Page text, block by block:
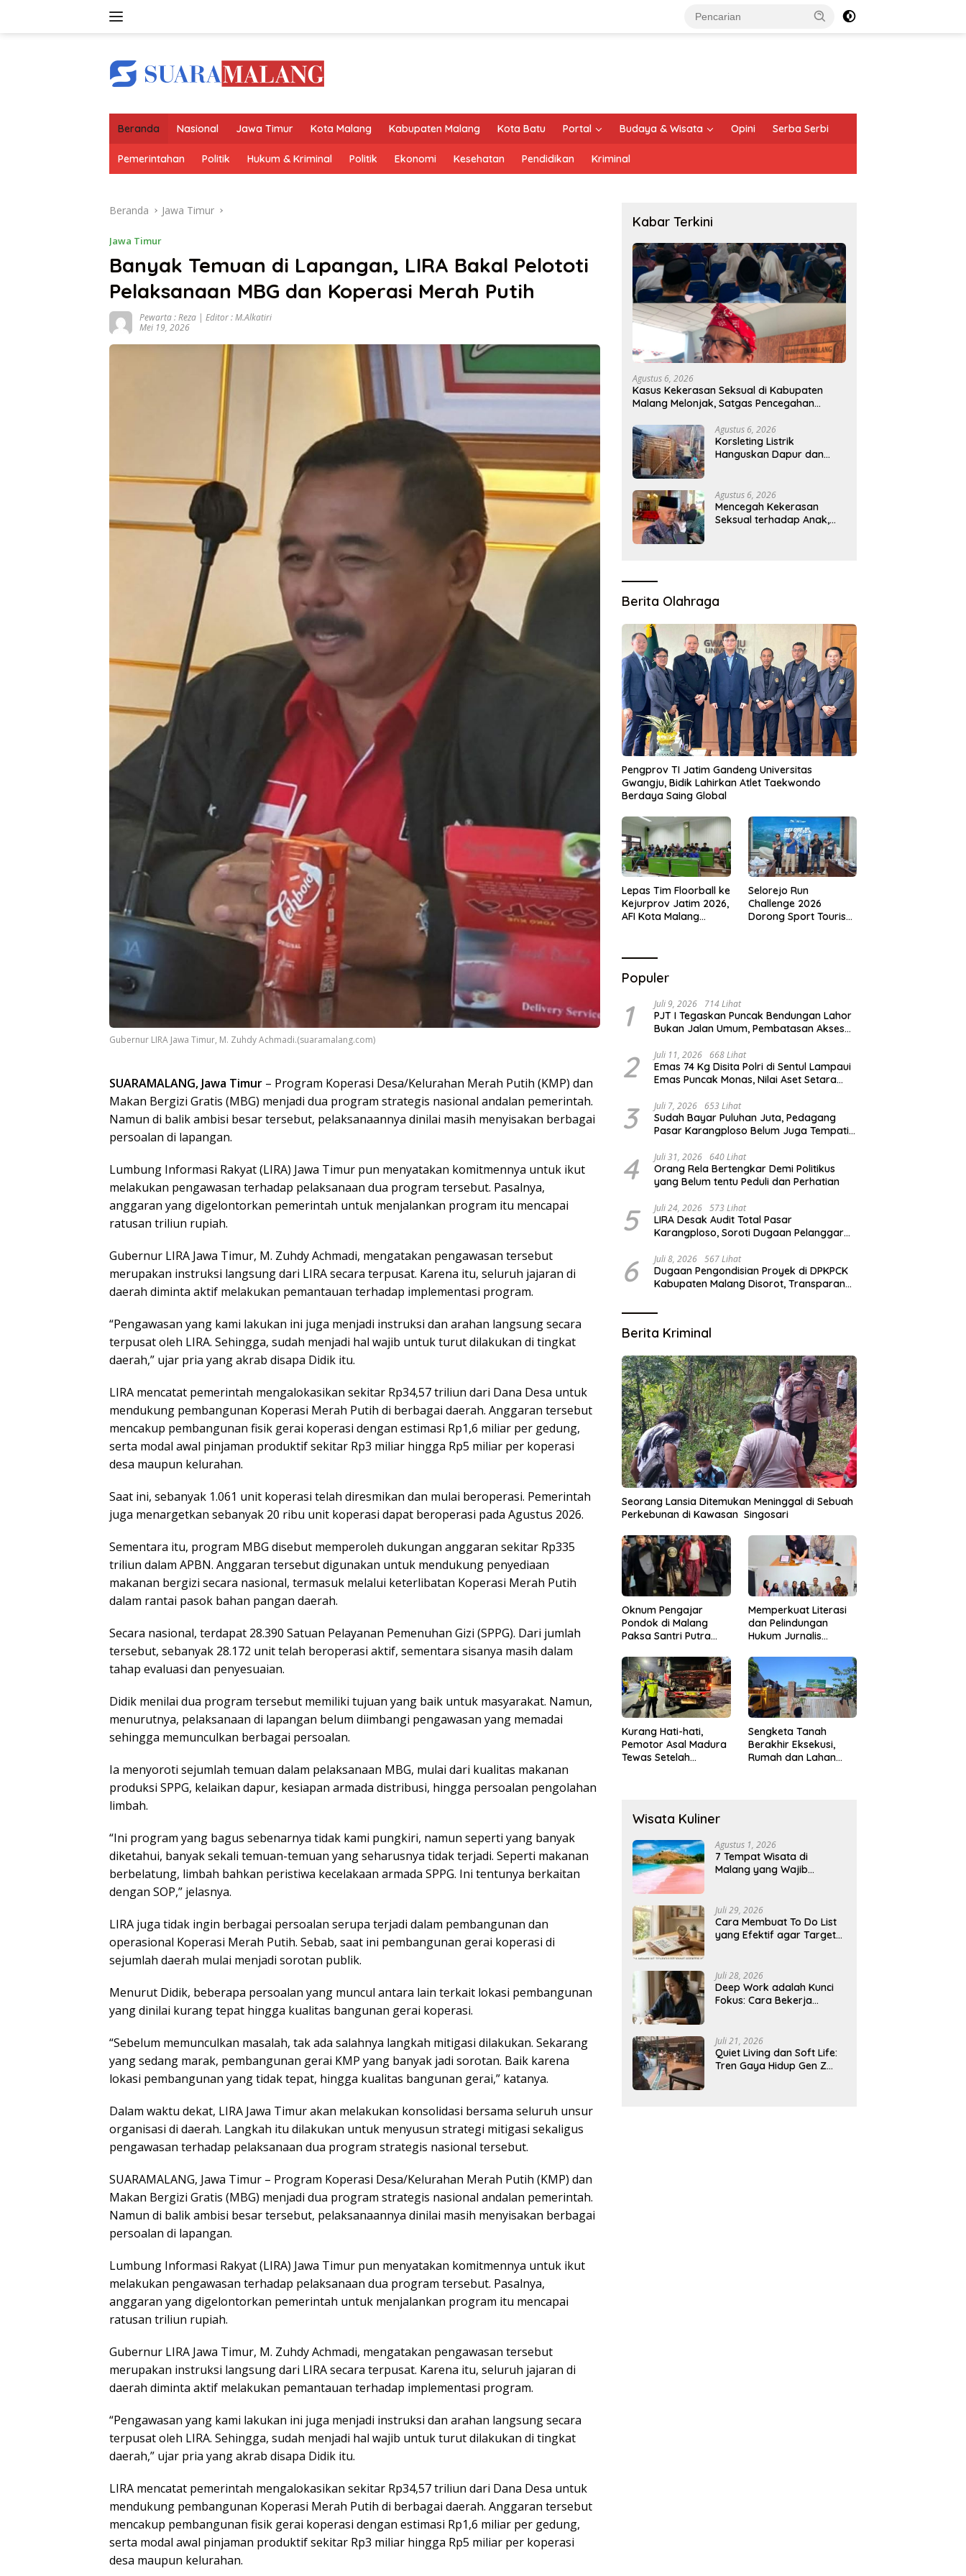
Beranda Nasional Jawa Timur Kota Malang Kabupaten Malang Kota Batu Portal Budaya & Wisata Opini Serba Serbi
Pemerintahan Politik Hukum & Kriminal Politik Ekonomi Kesehatan Pendidikan Kriminal
Beranda Jawa Timur
Jawa Timur
Banyak Temuan di Lapangan, LIRA Bakal Pelototi
Pelaksanaan MBG dan Koperasi Merah Putih
Pewarta : Reza | Editor : M.Alkatiri
Mei 19, 2026
Gubernur LIRA Jawa Timur, M. Zuhdy Achmadi.(suaramalang.com)
SUARAMALANG, Jawa Timur – Program Koperasi Desa/Kelurahan Merah Putih (KMP) dan
Makan Bergizi Gratis (MBG) menjadi dua program strategis nasional andalan pemerintah.
Namun di balik ambisi besar tersebut, pelaksanaannya dinilai masih menyisakan berbagai
persoalan di lapangan.
Lumbung Informasi Rakyat (LIRA) Jawa Timur pun menyatakan komitmennya untuk ikut
melakukan pengawasan terhadap pelaksanaan dua program tersebut. Pasalnya,
anggaran yang digelontorkan pemerintah untuk menjalankan program itu mencapai
ratusan triliun rupiah.
Gubernur LIRA Jawa Timur, M. Zuhdy Achmadi, mengatakan pengawasan tersebut
merupakan instruksi langsung dari LIRA secara terpusat. Karena itu, seluruh jajaran di
daerah diminta aktif melakukan pemantauan terhadap implementasi program.
“Pengawasan yang kami lakukan ini juga menjadi instruksi dan arahan langsung secara
terpusat oleh LIRA. Sehingga, sudah menjadi hal wajib untuk turut dilakukan di tingkat
daerah,” ujar pria yang akrab disapa Didik itu.
LIRA mencatat pemerintah mengalokasikan sekitar Rp34,57 triliun dari Dana Desa untuk
mendukung pembangunan Koperasi Merah Putih di berbagai daerah. Anggaran tersebut
mencakup pembangunan fisik gerai koperasi dengan estimasi Rp1,6 miliar per gedung,
serta modal awal pinjaman produktif sekitar Rp3 miliar hingga Rp5 miliar per koperasi
desa maupun kelurahan.
Saat ini, sebanyak 1.061 unit koperasi telah diresmikan dan mulai beroperasi. Pemerintah
juga menargetkan sebanyak 20 ribu unit koperasi dapat beroperasi pada Agustus 2026.
Sementara itu, program MBG disebut memperoleh dukungan anggaran sekitar Rp335
triliun dalam APBN. Anggaran tersebut digunakan untuk mendukung penyediaan
makanan bergizi secara nasional, termasuk melalui keterlibatan Koperasi Merah Putih
dalam rantai pasok bahan pangan daerah.
Secara nasional, terdapat 28.390 Satuan Pelayanan Pemenuhan Gizi (SPPG). Dari jumlah
tersebut, sebanyak 28.172 unit telah beroperasi aktif, sementara sisanya masih dalam
tahap evaluasi dan penyesuaian.
Didik menilai dua program tersebut memiliki tujuan yang baik untuk masyarakat. Namun,
menurutnya, pelaksanaan di lapangan belum diimbangi pengawasan yang memadai
sehingga memunculkan berbagai persoalan.
Ia menyoroti sejumlah temuan dalam pelaksanaan MBG, mulai dari kualitas makanan
produksi SPPG, kelaikan dapur, kesiapan armada distribusi, hingga persoalan pengolahan
limbah.
“Ini program yang bagus sebenarnya tidak kami pungkiri, namun seperti yang banyak
diketahui, banyak sekali temuan-temuan yang seharusnya tidak terjadi. Seperti makanan
berbelatung, limbah bahkan peristiwa kecelakaan armada SPPG. Ini tentunya berkaitan
dengan SOP,” jelasnya.
LIRA juga tidak ingin berbagai persoalan serupa terjadi dalam pembangunan dan
operasional Koperasi Merah Putih. Sebab, saat ini pembangunan gerai koperasi di
sejumlah daerah mulai menjadi sorotan publik.
Menurut Didik, beberapa persoalan yang muncul antara lain terkait lokasi pembangunan
yang dinilai kurang tepat hingga kualitas bangunan gerai koperasi.
“Sebelum memunculkan masalah, tak ada salahnya langkah mitigasi dilakukan. Sekarang
yang sedang marak, pembangunan gerai KMP yang banyak jadi sorotan. Baik karena
lokasi pembangunan yang tidak tepat, hingga kualitas bangunan gerai,” katanya.
Dalam waktu dekat, LIRA Jawa Timur akan melakukan konsolidasi bersama seluruh unsur
organisasi di daerah. Langkah itu dilakukan untuk menyusun strategi mitigasi sekaligus
pengawasan terhadap pelaksanaan dua program strategis nasional tersebut.
SUARAMALANG, Jawa Timur – Program Koperasi Desa/Kelurahan Merah Putih (KMP) dan
Makan Bergizi Gratis (MBG) menjadi dua program strategis nasional andalan pemerintah.
Namun di balik ambisi besar tersebut, pelaksanaannya dinilai masih menyisakan berbagai
persoalan di lapangan.
Lumbung Informasi Rakyat (LIRA) Jawa Timur pun menyatakan komitmennya untuk ikut
melakukan pengawasan terhadap pelaksanaan dua program tersebut. Pasalnya,
anggaran yang digelontorkan pemerintah untuk menjalankan program itu mencapai
ratusan triliun rupiah.
Gubernur LIRA Jawa Timur, M. Zuhdy Achmadi, mengatakan pengawasan tersebut
merupakan instruksi langsung dari LIRA secara terpusat. Karena itu, seluruh jajaran di
daerah diminta aktif melakukan pemantauan terhadap implementasi program.
“Pengawasan yang kami lakukan ini juga menjadi instruksi dan arahan langsung secara
terpusat oleh LIRA. Sehingga, sudah menjadi hal wajib untuk turut dilakukan di tingkat
daerah,” ujar pria yang akrab disapa Didik itu.
LIRA mencatat pemerintah mengalokasikan sekitar Rp34,57 triliun dari Dana Desa untuk
mendukung pembangunan Koperasi Merah Putih di berbagai daerah. Anggaran tersebut
mencakup pembangunan fisik gerai koperasi dengan estimasi Rp1,6 miliar per gedung,
serta modal awal pinjaman produktif sekitar Rp3 miliar hingga Rp5 miliar per koperasi
desa maupun kelurahan.
Kabar Terkini
Agustus 6, 2026
Kasus Kekerasan Seksual di Kabupaten
Malang Melonjak, Satgas Pencegahan
Agustus 6, 2026
Korsleting Listrik
Hanguskan Dapur dan
Agustus 6, 2026
Mencegah Kekerasan
Seksual terhadap Anak,
Berita Olahraga
Pengprov TI Jatim Gandeng Universitas
Gwangju, Bidik Lahirkan Atlet Taekwondo
Berdaya Saing Global
Lepas Tim Floorball ke
Kejurprov Jatim 2026,
AFI Kota Malang
Selorejo Run
Challenge 2026
Dorong Sport Tourism
Populer
1 Juli 9, 2026 714 Lihat
PJT I Tegaskan Puncak Bendungan Lahor
Bukan Jalan Umum, Pembatasan Akses
2 Juli 11, 2026 668 Lihat
Emas 74 Kg Disita Polri di Sentul Lampaui
Emas Puncak Monas, Nilai Aset Setara
3 Juli 7, 2026 653 Lihat
Sudah Bayar Puluhan Juta, Pedagang
Pasar Karangploso Belum Juga Tempati
4 Juli 31, 2026 640 Lihat
Orang Rela Bertengkar Demi Politikus
yang Belum tentu Peduli dan Perhatian
5 Juli 24, 2026 573 Lihat
LIRA Desak Audit Total Pasar
Karangploso, Soroti Dugaan Pelanggaran
6 Juli 8, 2026 567 Lihat
Dugaan Pengondisian Proyek di DPKPCK
Kabupaten Malang Disorot, Transparansi
Berita Kriminal
Seorang Lansia Ditemukan Meninggal di Sebuah
Perkebunan di Kawasan Singosari
Oknum Pengajar
Pondok di Malang
Paksa Santri Putra
Memperkuat Literasi
dan Pelindungan
Hukum Jurnalis
Hukumonline
Menyediakan Layanan
AI Gratis
Kurang Hati-hati,
Pemotor Asal Madura
Tewas Setelah
Sengketa Tanah
Berakhir Eksekusi,
Rumah dan Lahan
Wisata Kuliner
Agustus 1, 2026
7 Tempat Wisata di
Malang yang Wajib
Juli 29, 2026
Cara Membuat To Do List
yang Efektif agar Target
Juli 28, 2026
Deep Work adalah Kunci
Fokus: Cara Bekerja
Juli 21, 2026
Quiet Living dan Soft Life:
Tren Gaya Hidup Gen Z